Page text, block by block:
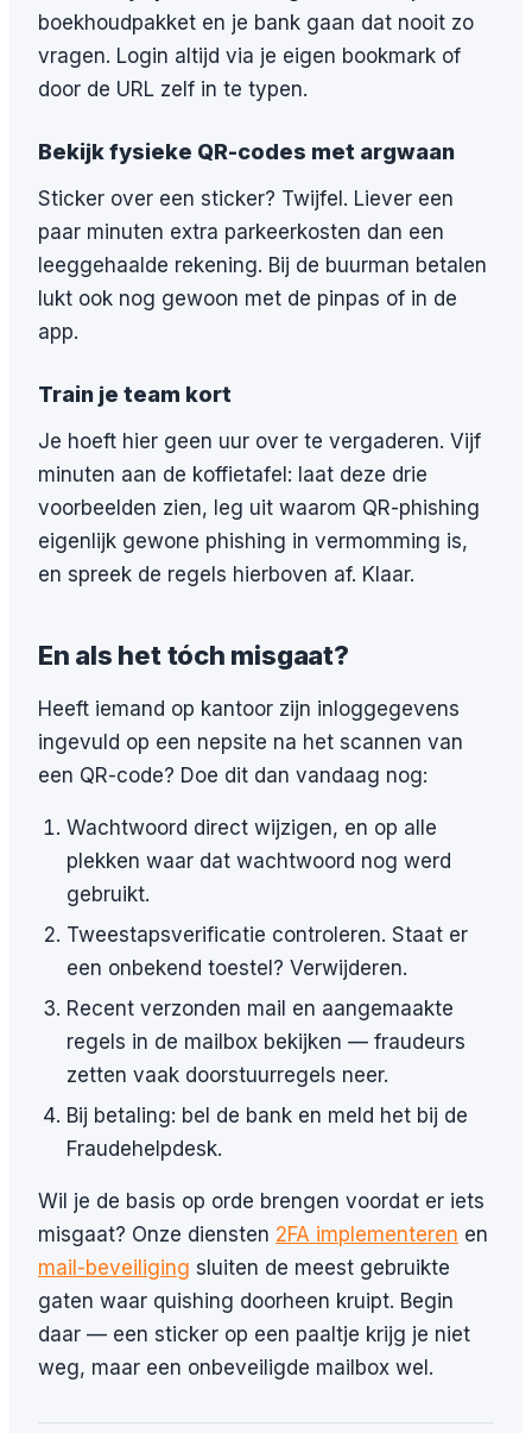
boekhoudpakket en je bank gaan dat nooit zo
vragen. Login altijd via je eigen bookmark of
door de URL zelf in te typen.
Bekijk fysieke QR-codes met argwaan
Sticker over een sticker? Twijfel. Liever een
paar minuten extra parkeerkosten dan een
leeggehaalde rekening. Bij de buurman betalen
lukt ook nog gewoon met de pinpas of in de
app.
Train je team kort
Je hoeft hier geen uur over te vergaderen. Vijf
minuten aan de koffietafel: laat deze drie
voorbeelden zien, leg uit waarom QR-phishing
eigenlijk gewone phishing in vermomming is,
en spreek de regels hierboven af. Klaar.
En als het tóch misgaat?
Heeft iemand op kantoor zijn inloggegevens
ingevuld op een nepsite na het scannen van
een QR-code? Doe dit dan vandaag nog:
Wachtwoord direct wijzigen, en op alle
plekken waar dat wachtwoord nog werd
gebruikt.
Tweestapsverificatie controleren. Staat er
een onbekend toestel? Verwijderen.
Recent verzonden mail en aangemaakte
regels in de mailbox bekijken — fraudeurs
zetten vaak doorstuurregels neer.
Bij betaling: bel de bank en meld het bij de
Fraudehelpdesk.
Wil je de basis op orde brengen voordat er iets
misgaat? Onze diensten 2FA implementeren en
mail-beveiliging sluiten de meest gebruikte
gaten waar quishing doorheen kruipt. Begin
daar — een sticker op een paaltje krijg je niet
weg, maar een onbeveiligde mailbox wel.